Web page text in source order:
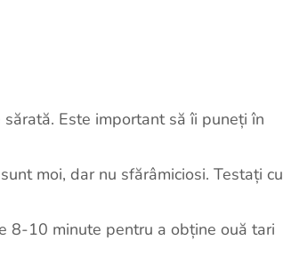
Este important să îi puneți în
moi, dar nu sfărâmiciosi. Testați cu
8-10 minute pentru a obține ouă tari